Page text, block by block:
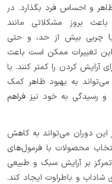
و احساس فرد بگذارد. در
باعث بروز مشکلاتی مانند
چربی بیش از حد، و حتی
تغییرات ممکن است باعث
آرایش کردن را کمتر کنند. با
به بهبود ظاهر کمک
رسیدگی به خود نیز فراهم
دوران می‌تواند به کاهش
محصولات با فرمول‌های
بر آرایش سبک و طبیعی
شاداب و باطراوت ایجاد کند.